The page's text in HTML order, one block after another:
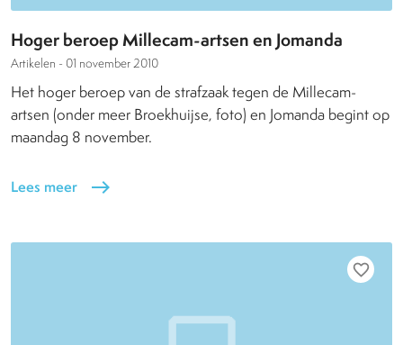
Hoger beroep Millecam-artsen en Jomanda
Artikelen - 01 november 2010
Het hoger beroep van de strafzaak tegen de Millecam-
artsen (onder meer Broekhuijse, foto) en Jomanda begint op
maandag 8 november.
Lees meer east
favorite_border